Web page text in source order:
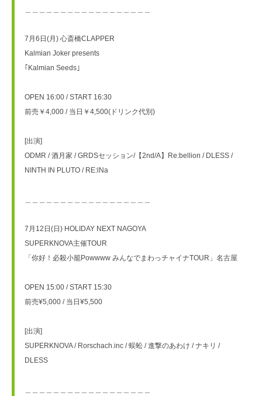
7月6日(月) 心斎橋CLAPPER
Kalmian Joker presents
｢Kalmian Seeds｣
OPEN 16:00 / START 16:30
前売￥4,000 / 当日￥4,500(ドリンク代別)
[出演]
ODMR / 酒月家 / GRDSセッション/【2nd/A】Re:bellion / DLESS /
NINTH IN PLUTO / RE:lNa
7月12日(日) HOLIDAY NEXT NAGOYA
SUPERKNOVA主催TOUR
「你好！必殺小籠Powwww みんなでまわっチャイナTOUR」名古屋
OPEN 15:00 / START 15:30
前売¥5,000 / 当日¥5,500
[出演]
SUPERKNOVA / Rorschach.inc / 蜈蚣 / 進撃のあわけ / ナキリ /
DLESS